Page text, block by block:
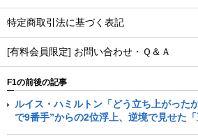
特定商取引法に基づく表記
[有料会員限定] お問い合わせ・Ｑ＆Ａ
F1の前後の記事
ルイス・ハミルトン「どう立ち上がった
で9番手”からの2位浮上、逆境で見せた「